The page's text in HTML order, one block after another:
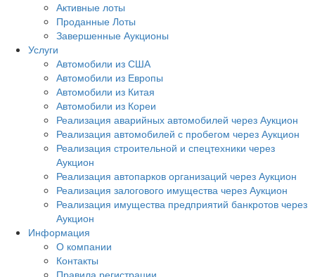
Активные лоты
Проданные Лоты
Завершенные Аукционы
Услуги
Автомобили из США
Автомобили из Европы
Автомобили из Китая
Автомобили из Кореи
Реализация аварийных автомобилей через Аукцион
Реализация автомобилей с пробегом через Аукцион
Реализация строительной и спецтехники через
Аукцион
Реализация автопарков организаций через Аукцион
Реализация залогового имущества через Аукцион
Реализация имущества предприятий банкротов через
Аукцион
Информация
О компании
Контакты
Правила регистрации